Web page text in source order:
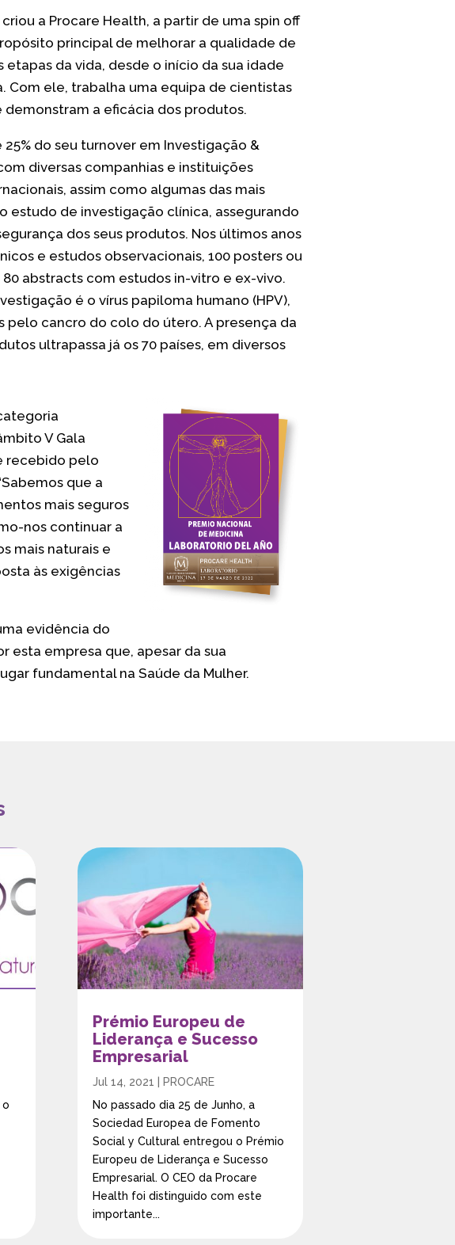
a Procare Health, a partir de uma spin off
principal de melhorar a qualidade de
etapas da vida, desde o início da sua idade
Com ele, trabalha uma equipa de cientistas
a eficácia dos produtos.
do seu turnover em Investigação &
diversas companhias e instituições
assim como algumas das mais
estudo de investigação clínica, assegurando
dos seus produtos. Nos últimos anos
e estudos observacionais, 100 posters ou
abstracts com estudos in-vitro e ex-vivo.
é o vírus papiloma humano (HPV),
pelo cancro do colo do útero. A presença da
ultrapassa já os 70 países, em diversos
V Gala
recebido pelo
que a
mais seguros
nos continuar a
mais naturais e
às exigências
evidência do
esta empresa que, apesar da sua
fundamental na Saúde da Mulher.
o
Prémio Europeu de
Liderança e Sucesso
Empresarial
Jul 14, 2021
PROCARE
No passado dia 25 de Junho, a
Sociedad Europea de Fomento
Social y Cultural entregou o Prémio
Europeu de Liderança e Sucesso
Empresarial. O CEO da Procare
Health foi distinguido com este
importante...